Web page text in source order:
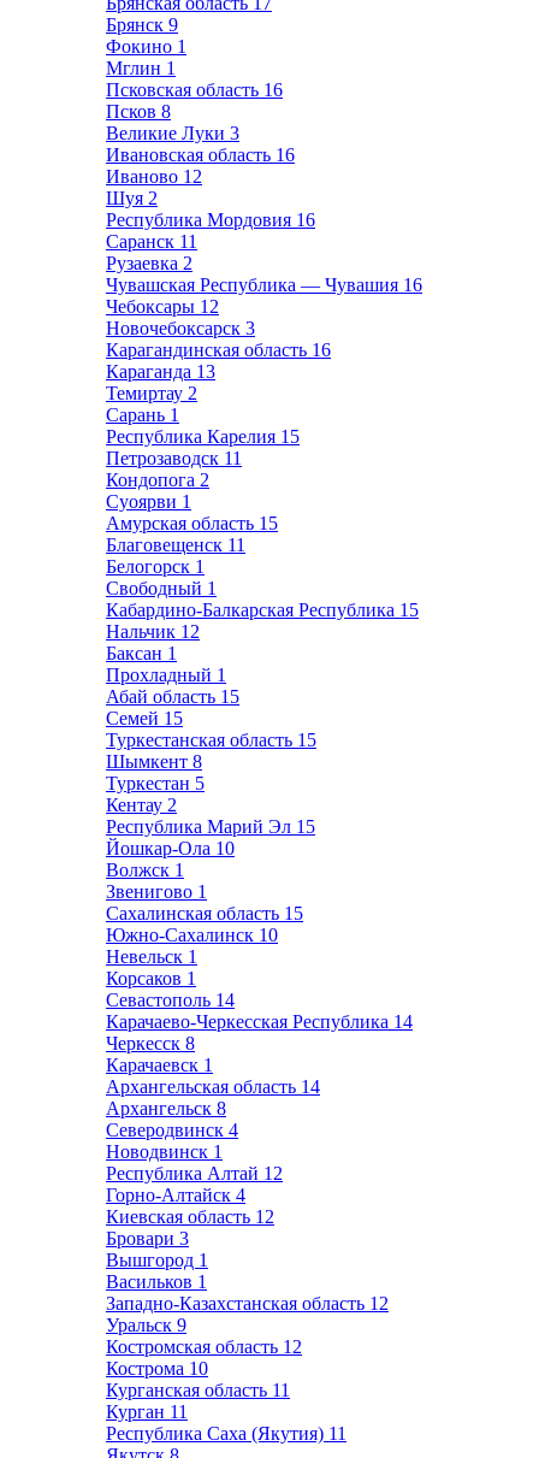
Брянск 9
Фокино 1
Мглин 1
Псковская область 16
Псков 8
Великие Луки 3
Ивановская область 16
Иваново 12
Шуя 2
Республика Мордовия 16
Саранск 11
Рузаевка 2
Чувашская Республика — Чувашия 16
Чебоксары 12
Новочебоксарск 3
Карагандинская область 16
Караганда 13
Темиртау 2
Сарань 1
Республика Карелия 15
Петрозаводск 11
Кондопога 2
Суоярви 1
Амурская область 15
Благовещенск 11
Белогорск 1
Свободный 1
Кабардино-Балкарская Республика 15
Нальчик 12
Баксан 1
Прохладный 1
Абай область 15
Семей 15
Туркестанская область 15
Шымкент 8
Туркестан 5
Кентау 2
Республика Марий Эл 15
Йошкар-Ола 10
Волжск 1
Звенигово 1
Сахалинская область 15
Южно-Сахалинск 10
Невельск 1
Корсаков 1
Севастополь 14
Карачаево-Черкесская Республика 14
Черкесск 8
Карачаевск 1
Архангельская область 14
Архангельск 8
Северодвинск 4
Новодвинск 1
Республика Алтай 12
Горно-Алтайск 4
Киевская область 12
Бровари 3
Вышгород 1
Васильков 1
Западно-Казахстанская область 12
Уральск 9
Костромская область 12
Кострома 10
Курганская область 11
Курган 11
Республика Саха (Якутия) 11